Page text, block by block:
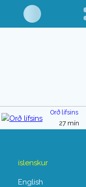
Orð lífsins
27 mín
íslenskur
English